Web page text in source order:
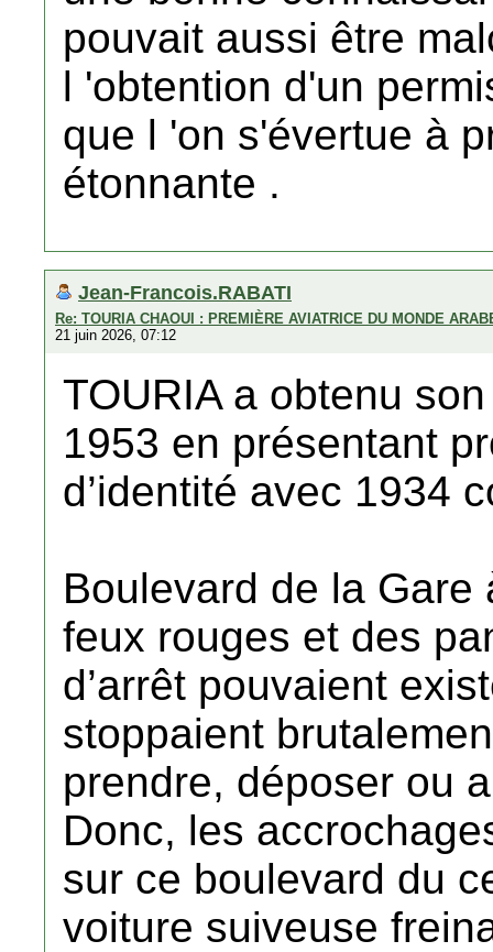
pouvait aussi être
l 'obtention d'un
que l 'on s'évertue à
étonnante .
Jean-Francois.RABATI
Re: TOURIA CHAOUI : PREMIÈRE AVIATRICE DU MONDE
21 juin 2026, 07:12
TOURIA a obtenu
1953 en présentant
d’identité avec 1934
Boulevard de la
feux rouges et des
d’arrêt pouvaient
stoppaient
prendre, déposer ou
Donc, les
sur ce boulevard du
voiture suiveuse